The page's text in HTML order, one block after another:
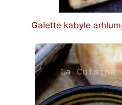
Galette kabyle